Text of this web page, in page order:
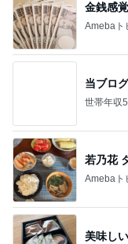
金銭感
Amebaト
当ブロ
世帯年収
若乃花
Amebaト
美味し